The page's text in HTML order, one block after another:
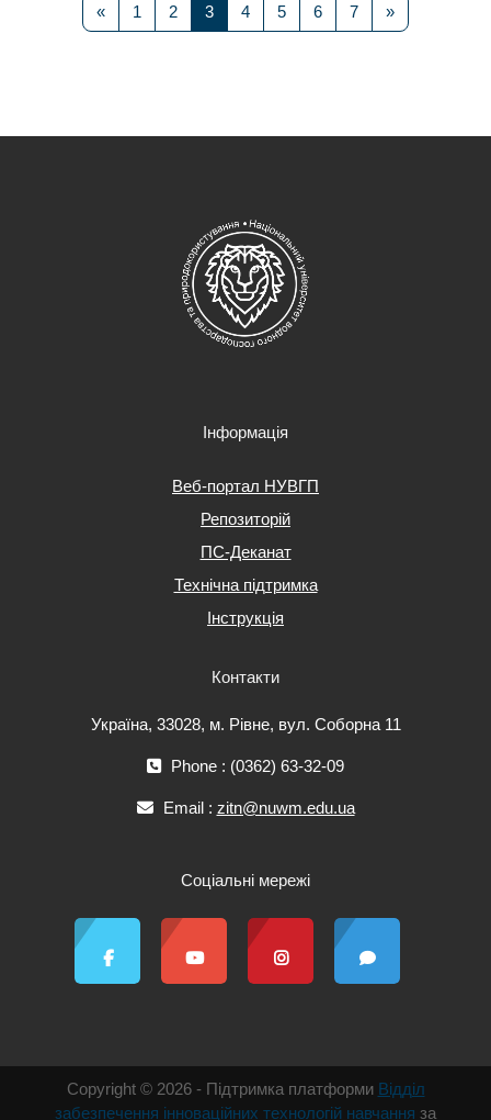
«Попередня сторінка
1 Сторінка 1
2Сторінка 2
3Сторінка 3
4Сторінка 4
5Сторінка 5
6Сторінка 6
7Сторінка 7
»Наступна
Інформація
Веб-портал НУВГП
Репозиторій
ПС-Деканат
Технічна підтримка
Інструкція
Контакти
Україна, 33028, м. Рівне, вул. Соборна 11
Phone : (0362) 63-32-09
Email : zitn@nuwm.edu.ua
Соціальні мережі
Copyright © 2026 - Підтримка платформи Відділ
забезпечення інноваційних технологій навчання за